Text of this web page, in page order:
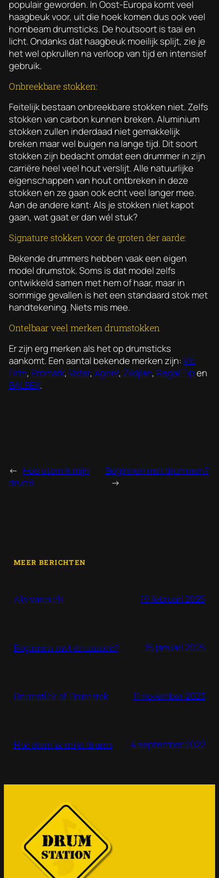
populair geworden. In Oost-Europa komt veel
haagbeuk voor, uit die hoek komen dus ook veel
hornbeam drumsticks. De houtsoort is taai en
licht. Ondanks dat haagbeuk moeilijk splijt, zie je
het wel opkrullen na verloop van tijd en intensief
gebruik.
Onbreekbare stokken:
Feitelijk bestaan onbreekbare stokken niet. Zelfs
stokken van carbon kunnen breken. Aluminium
stokken zullen inderdaad niet gemakkelijk
breken maar wel buigen na lange tijd. Dit soort
stokken zijn bedacht omdat een drummer in zijn
carriëre heel veel hout verslijt. Alle natuurlijke
eigenschappen van hout ontbreken in deze
stokken en ze gaan ook echt veel langer mee.
Aan de andere kant:Als je stokken niet kapot
gaan, wat gaat er dan wél stuk?
Signature stokken voor de groten der aarde:
Bekende drummers hebben vaak een eigen
model drumstok. Soms is dat model zelfs
ontwikkeld samen met hem of haar, maar in
sommige gevallen is het een standaard stok met
handtekening. Niets mis mee.
Ontelbaar veel merken drumstokken
Er zijn erg merken als het op drumsticks
aankomt. Een aantal bekende merken zijn:Vic
Firth, Promark, Vater, Agner, Zildjian, Regal Tipen
BALBEX.
← Hoe stem ik mijn
drums
Beginnen met drummen?
→
MEER BERICHTEN
Als vanouds 19 februari 2025
Beginnen met drummen? 15 januari 2025
Drumstick of Drumstok 11 november 2023
Hoe stem ik mijn drums 4 september 2022